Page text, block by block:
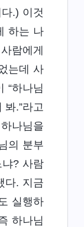
.) 이것
하는 나
람에게
는데 사
“하나님
.”라고
나님을
의 분부
? 사람
다. 지금
실행하
하나님